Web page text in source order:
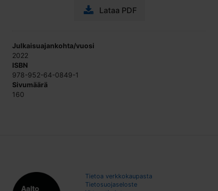
Lataa PDF
Julkaisuajankohta/vuosi
2022
ISBN
978-952-64-0849-1
Sivumäärä
160
Tietoa verkkokaupasta
Tietosuojaseloste